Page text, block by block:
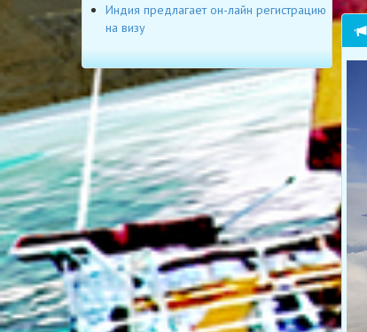
Индия предлагает он-лайн регистрацию
на визу